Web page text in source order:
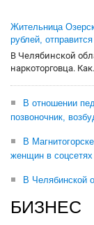
Жительница
рублей,
В Челябинской
наркоторговца.
В отношении
позвоночник,
В
женщин в соцсетях
В Челябинской
БИЗНЕС